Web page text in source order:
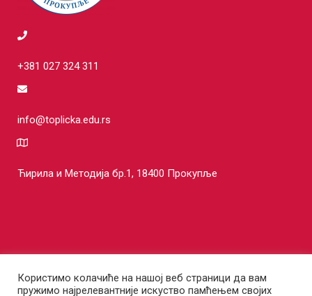
+381 027 324 311
info@toplicka.edu.rs
Ћирила и Методија бр.1, 18400 Прокупље
Користимо колачиће на нашој веб страници да вам
пружимо најрелевантније искуство памћењем својих